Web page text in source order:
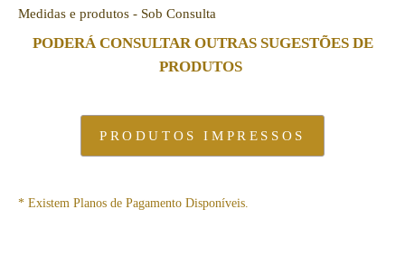
Medidas e produtos - Sob Consulta
PODERÁ CONSULTAR OUTRAS SUGESTÕES DE
PRODUTOS
PRODUTOS IMPRESSOS
* Existem Planos de Pagamento Disponíveis.